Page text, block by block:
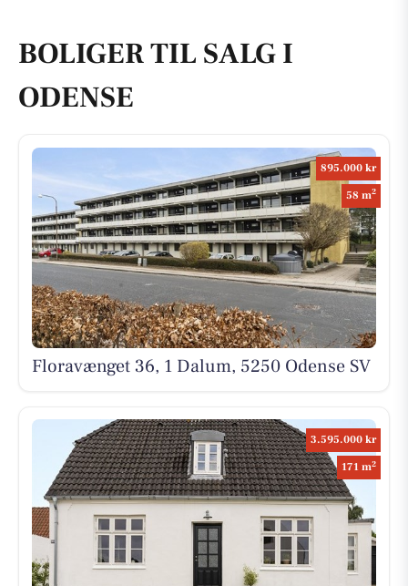
BOLIGER TIL SALG I
ODENSE
895.000 kr
58 m2
Floravænget 36, 1 Dalum, 5250 Odense SV
3.595.000 kr
171 m2